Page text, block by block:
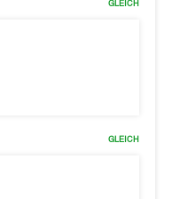
GLEICH
GLEICH